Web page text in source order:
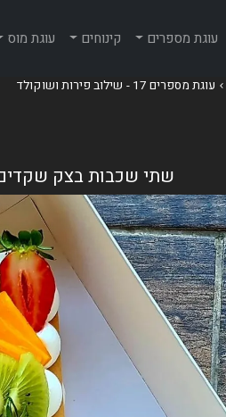
עוגת מספרים קינוחים עוגת מוס
עוגת מספרים 17 - שילוב פירות ושוקולד
שתי שכבות בצק שקדים